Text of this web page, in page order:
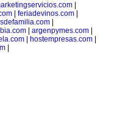
feriadevinos.com
argenpymes.com
| hostempresas.com|
|